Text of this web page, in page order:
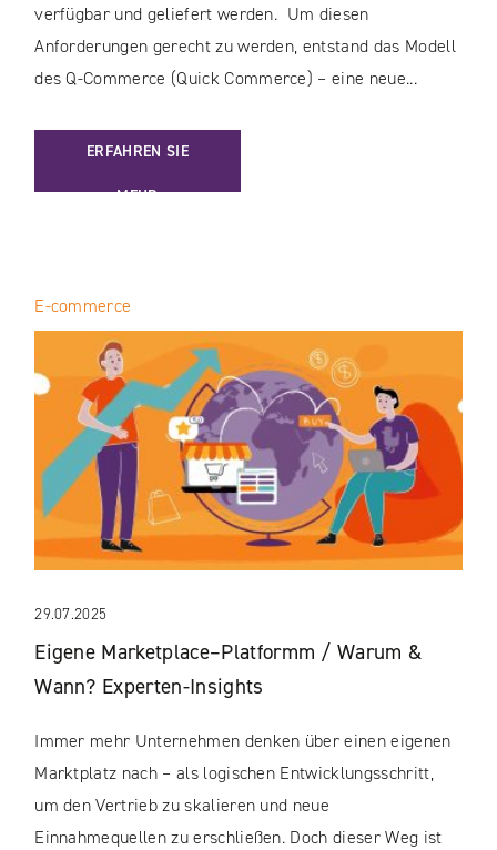
verfügbar und geliefert werden. Um diesen
Anforderungen gerecht zu werden, entstand das Modell
des Q-Commerce (Quick Commerce) – eine neue...
ERFAHREN SIE
MEHR
: Q-COMMERCE: BLITZSCHNELLE LIEFERUNG ALS
29.07.2025
Eigene Marketplace–Platformm / Warum &
Wann? Experten-Insights
E-commerce
Immer mehr Unternehmen denken über einen eigenen
Marktplatz nach – als logischen Entwicklungsschritt,
um den Vertrieb zu skalieren und neue
Einnahmequellen zu erschließen. Doch dieser Weg ist